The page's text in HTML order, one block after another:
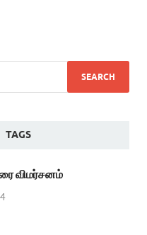
TAGS
விமர்சனம்